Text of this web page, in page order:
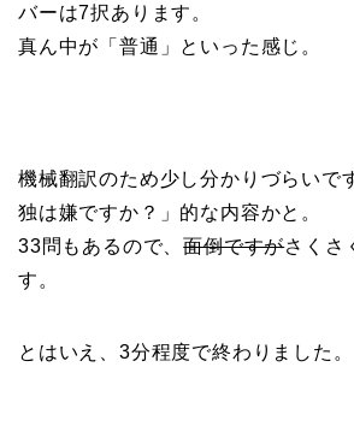
バーは7択あります。
真ん中が「普通」といった感じ。
機械翻訳のため少し分かりづらいで
独は嫌ですか？」的な内容かと。
33問もあるので、面倒ですがさくさ
す。
とはいえ、3分程度で終わりました。